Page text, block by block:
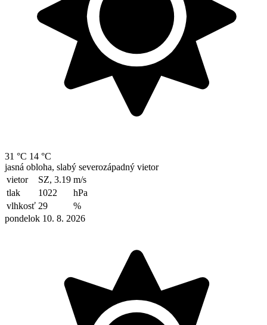
31 °C 14 °C
jasná obloha, slabý severozápadný vietor
vietor
SZ, 3.19 m/s
tlak
1022
hPa
vlhkosť 29
%
pondelok 10. 8. 2026